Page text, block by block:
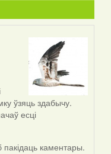
ўзяць здабычу.
есці
пакідаць каментары.